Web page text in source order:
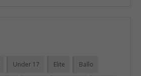
Under 17 Elite Ballo